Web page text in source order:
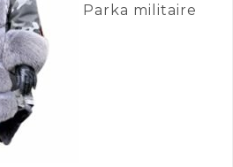
Parka militaire